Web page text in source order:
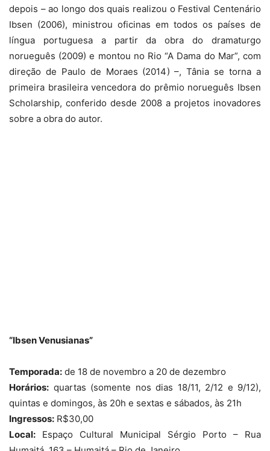
depois – ao longo dos quais realizou o Festival Centenário
Ibsen (2006), ministrou oficinas em todos os países de
língua portuguesa a partir da obra do dramaturgo
norueguês (2009) e montou no Rio “A Dama do Mar”, com
direção de Paulo de Moraes (2014) –, Tânia se torna a
primeira brasileira vencedora do prêmio norueguês Ibsen
Scholarship, conferido desde 2008 a projetos inovadores
sobre a obra do autor.
“Ibsen Venusianas”
Temporada: de 18 de novembro a 20 de dezembro
Horários: quartas (somente nos dias 18/11, 2/12 e 9/12),
quintas e domingos, às 20h e sextas e sábados, às 21h
Ingressos: R$30,00
Local: Espaço Cultural Municipal Sérgio Porto – Rua